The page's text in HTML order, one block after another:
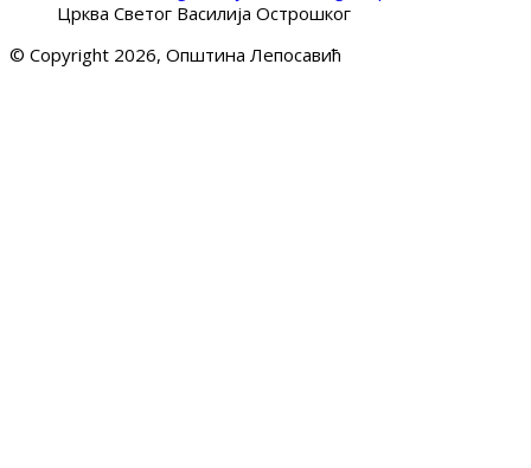
Црква Светог Василија Острошког
© Copyright 2026, Општина Лепосавић